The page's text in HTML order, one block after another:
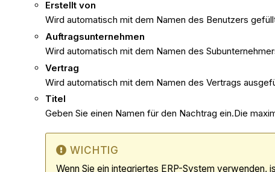
Erstellt von
Wird automatisch mit dem Namen des Benutzers
Auftragsunternehmen
Wird automatisch mit dem Namen des
Vertrag
Wird automatisch mit dem Namen des Vertrags
Titel
Geben Sie einen Namen für den Nachtrag ein.Die
WICHTIG
Wenn Sie ein integriertes ERP-System verwenden,